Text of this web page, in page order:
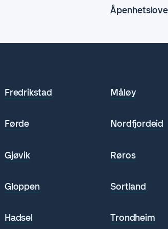
Fredrikstad
Førde
Gjøvik
Gloppen
Hadsel
Måløy
Nordfjordeid
Røros
Sortland
Trondheim